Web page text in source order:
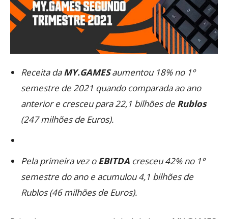
Receita daMY.GAMESaumentou 18% no 1º
semestre de 2021 quando comparada ao ano
anterior e cresceu para 22,1 bilhões de Rublos
(247 milhões de Euros).
Pela primeira vez oEBITDA cresceu 42% no 1º
semestre do ano e acumulou 4,1 bilhões de
Rublos (46 milhões de Euros).